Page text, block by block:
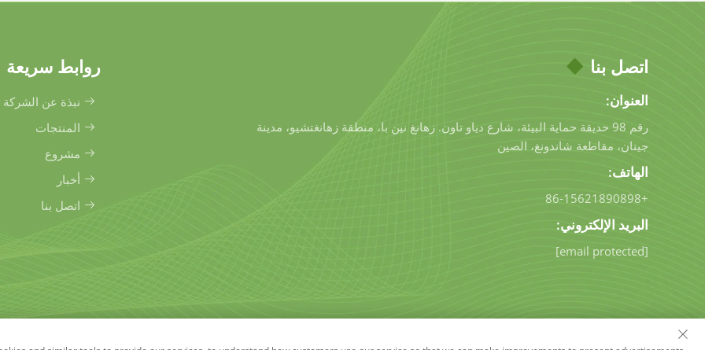
اتصل بنا
العنوان:
رقم 98 حديقة حماية البيئة، شارع دياو تاون. زهانغ نين با، منطقة زهانغتشيو، مدينة
جينان، مقاطعة شاندونغ، الصين
الهاتف:
+86-15621890898
البريد الإلكتروني:
[email protected]
روابط سريعة
نبذة عن الشركة
المنتجات
مشروع
أخبار
اتصل بنا